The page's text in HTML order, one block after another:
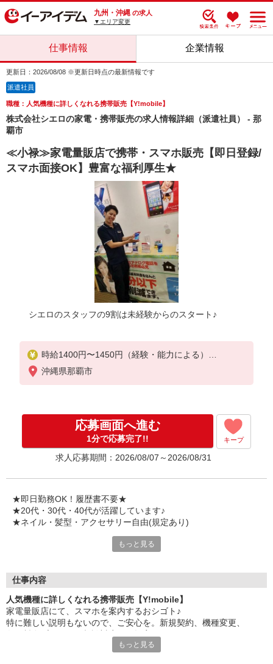
九州・沖縄 の求人
▼エリア変更
仕事情報 企業情報
更新日：2026/08/08 ※更新日時点の最新情報です
派遣社員
職種：人気機種に詳しくなれる携帯販売【Y!mobile】
株式会社シエロの家電・携帯販売の求人情報詳細（派遣社員） - 那
覇市
≪小禄≫家電量販店で携帯・スマホ販売【即日登録/
スマホ面接OK】豊富な福利厚生★
シエロのスタッフの9割は未経験からのスタート♪
時給1400円〜1450円（経験・能力による）
※残業代支給
★交通費別途支給（規定あり）
入社祝い金10万円支給(規定有)
お友達を紹介頂くと,
インセンティブ支給(規定有)
゜・。○。・゜+゜・。○。・゜+゜
沖縄県那覇市
応募画面へ進む
1分で応募完了!! キープ
求人応募期間：2026/08/07～2026/08/31
★即日勤務OK！履歴書不要★
★20代・30代・40代が活躍しています♪
★ネイル・髪型・アクセサリー自由(規定あり)
シエロのスタッフは9割が未経験スタート。
ずっと先まで役に立ちます！
丁寧な研修もあるので、
みなさんから働きやすいと好評です♪
最新アプリ事情やお得なプラン、
スマホの裏ワザを学べるチャンス♪
もっと見る
仕事内容
人気機種に詳しくなれる携帯販売【Y!mobile】
家電量販店にて、スマホを案内するおシゴト♪
特に難しい説明もないので、ご安心を。新規契約、機種変更、
もっと見る